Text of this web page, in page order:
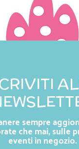
sempre
che mai, sulle
eventi in negozio.